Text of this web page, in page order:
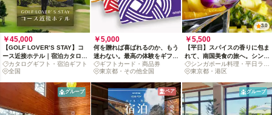
￥45,000
【GOLF LOVER’S STAY】コ
ース近接ホテル｜宿泊カタログ
ギフト
カタログギフト・宿泊ギフト
全国
￥5,000
何を贈れば喜ばれるのか、もう
迷わない。最高の体験をギフト
カードで。
ギフトカード・商品券
東京都・その他全国
3.0
￥5,500
【平日】スパイスの香りに包ま
れて、南国美食の旅へ。シンガ
ポール・ランチブッフェ
シンガポール料理・平日ラン
チブッフェ
東京都・港区
グループ ペア グループ